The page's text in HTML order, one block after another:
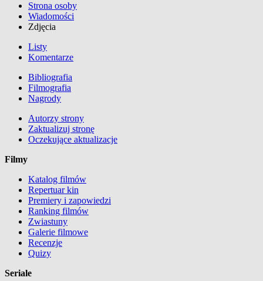
Strona osoby
Wiadomości
Zdjęcia
Listy
Komentarze
Bibliografia
Filmografia
Nagrody
Autorzy strony
Zaktualizuj stronę
Oczekujące aktualizacje
Filmy
Katalog filmów
Repertuar kin
Premiery i zapowiedzi
Ranking filmów
Zwiastuny
Galerie filmowe
Recenzje
Quizy
Seriale